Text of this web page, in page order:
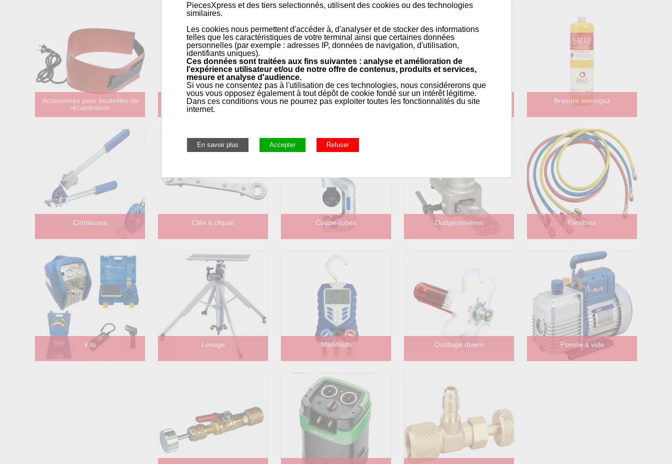
Accessoires pour bouteilles de
récupération
Appareils de mesure Azote Balances électroniques Brasure monogaz
Cintreuses Clés à cliquet Coupe-tubes Dudgeonnières Flexibles
Kits Levage Manifolds Outillage divers Pompe à vide
PiecesXpress et des tiers selectionnés, utilisent des cookies ou des technologies
similaires.
Les cookies nous permettent d'accéder à, d'analyser et de stocker des informations
telles que les caractéristiques de votre terminal ainsi que certaines données
personnelles (par exemple : adresses IP, données de navigation, d'utilisation,
identifiants uniques).
Ces données sont traitées aux fins suivantes : analyse et amélioration de
l'expérience utilisateur et/ou de notre offre de contenus, produits et services,
mesure et analyse d'audience.
Si vous ne consentez pas à l'utilisation de ces technologies, nous considérerons que
vous vous opposez également à tout dépôt de cookie fondé sur un intérêt légitime.
Dans ces conditions vous ne pourrez pas exploiter toutes les fonctionnalités du site
internet.